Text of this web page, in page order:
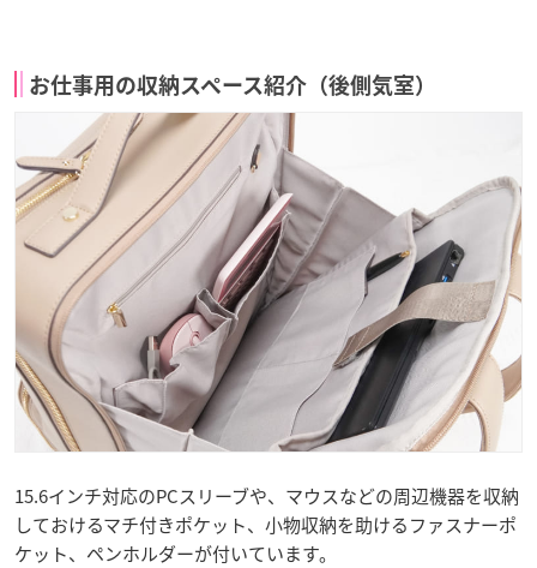
お仕事用の収納スペース紹介（後側気室）
15.6インチ対応のPCスリーブや、マウスなどの周辺機器を収納
しておけるマチ付きポケット、小物収納を助けるファスナーポ
ケット、ペンホルダーが付いています。